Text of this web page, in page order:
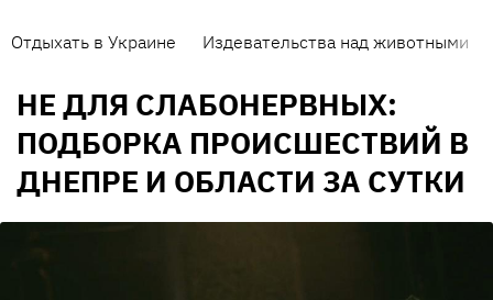
Отдыхать в Украине Издевательства над животными
НЕ ДЛЯ СЛАБОНЕРВНЫХ:
ПОДБОРКА ПРОИСШЕСТВИЙ В
ДНЕПРЕ И ОБЛАСТИ ЗА СУТКИ